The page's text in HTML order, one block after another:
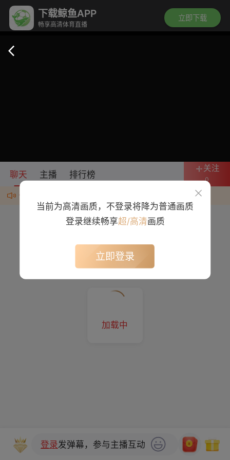
下载鲸鱼APP
畅享高清体育直播
立即下载
聊天 主播 排行榜
关注
0
任何群、广告均为诈骗，违规者封号处理
加载中
登录发弹幕，参与主播互动
当前为高清画质，不登录将降为普通画质
登录继续畅享超/高清画质
立即登录